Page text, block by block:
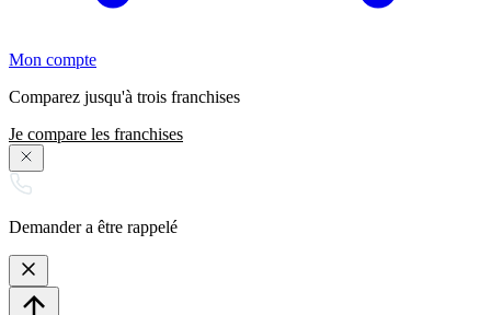
Mon compte
Comparez jusqu'à trois franchises
Je compare les franchises
Demander a être rappelé